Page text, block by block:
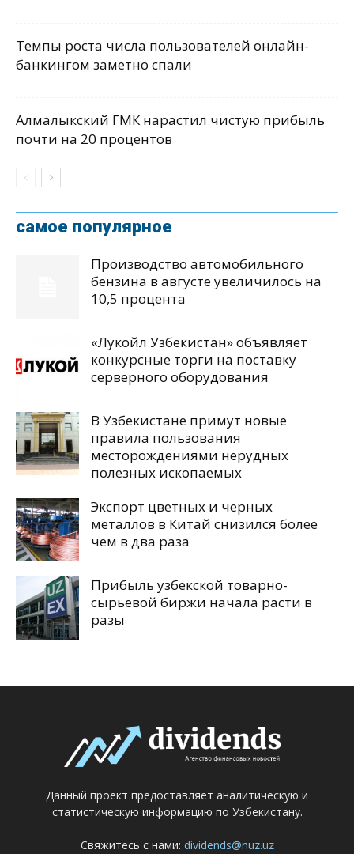
Темпы роста числа пользователей онлайн-
банкингом заметно спали
Алмалыкский ГМК нарастил чистую прибыль
почти на 20 процентов
самое популярное
Производство автомобильного
бензина в августе увеличилось на
10,5 процента
«Лукойл Узбекистан» объявляет
конкурсные торги на поставку
серверного оборудования
В Узбекистане примут новые
правила пользования
месторождениями нерудных
полезных ископаемых
Экспорт цветных и черных
металлов в Китай снизился более
чем в два раза
Прибыль узбекской товарно-
сырьевой биржи начала расти в
разы
Данный проект предоставляет аналитическую и
статистическую информацию по Узбекистану.
Свяжитесь с нами: dividends@nuz.uz